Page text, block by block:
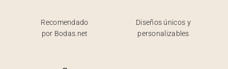
Recomendado
por Bodas.net
Diseños únicos y
personalizables